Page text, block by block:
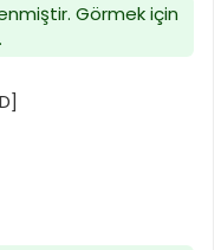
Görmek için
.